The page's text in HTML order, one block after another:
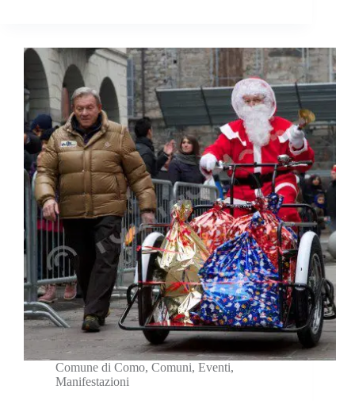
Comune di Como, Comuni, Eventi,
Manifestazioni